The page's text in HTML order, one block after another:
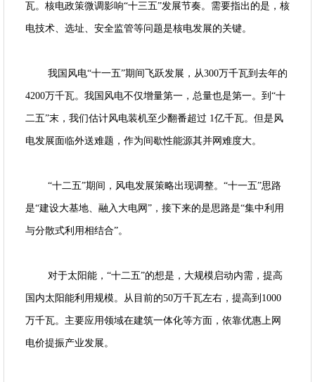
瓦。核电政策微调影响“十三五”发展节奏。需要指出的是，核
电技术、选址、安全监管等问题是核电发展的关键。
我国风电“十一五”期间飞跃发展，从300万千瓦到去年的
4200万千瓦。我国风电不仅增量第一，总量也是第一。到“十
二五”末，我们估计风电装机至少翻番超过 1亿千瓦。但是风
电发展面临外送难题，作为间歇性能源其并网难度大。
“十二五”期间，风电发展策略出现调整。“十一五”思路
是“建设大基地、融入大电网”，接下来的是思路是“集中利用
与分散式利用相结合”。
对于太阳能，“十二五”的想是，大规模启动内需，提高
国内太阳能利用规模。从目前的50万千瓦左右，提高到1000
万千瓦。主要应用领域在建筑一体化等方面，依靠优惠上网
电价提振产业发展。